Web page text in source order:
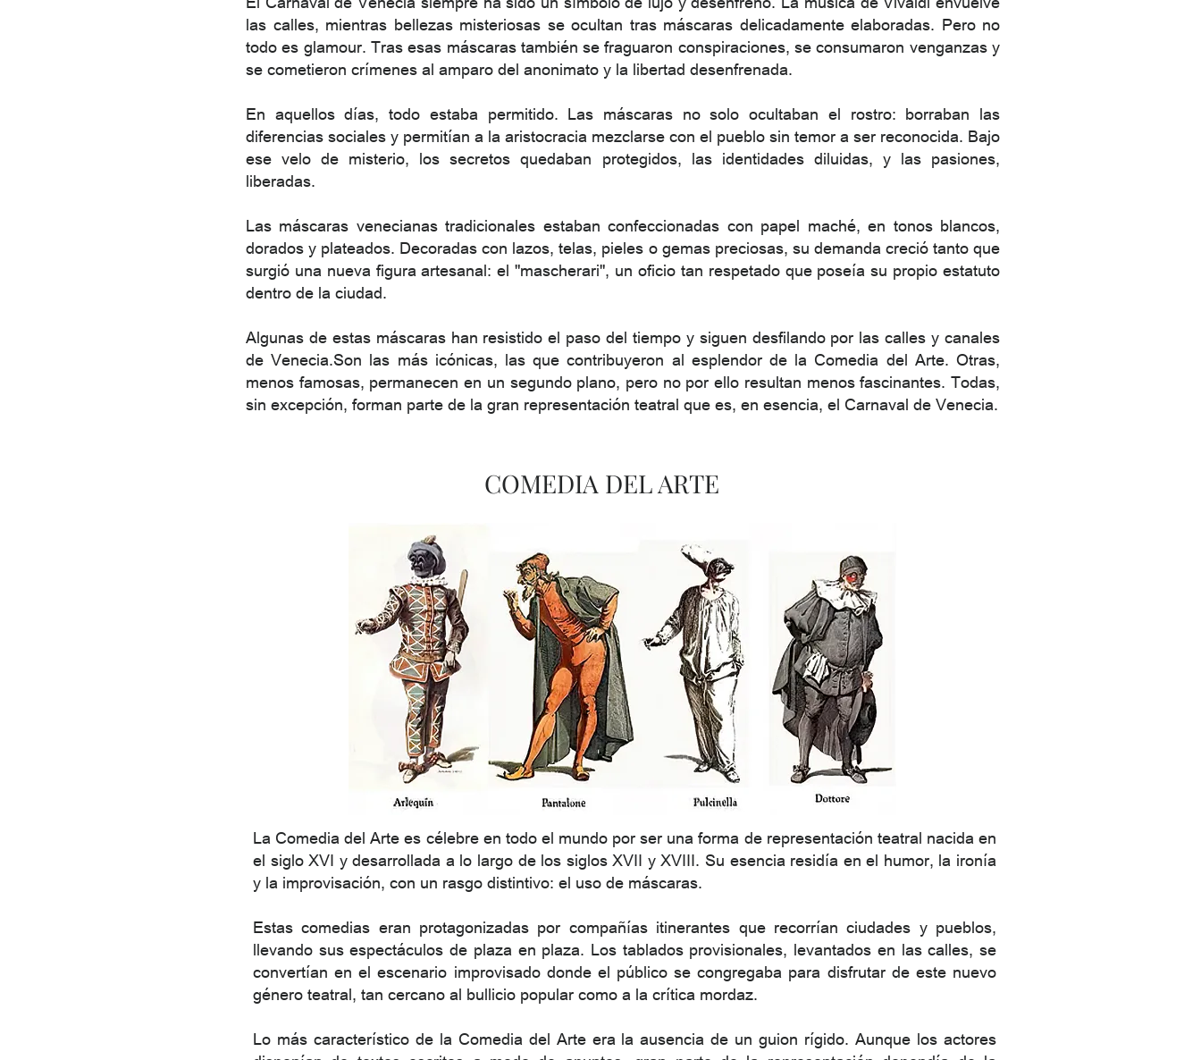
las calles, mientras bellezas misteriosas se ocultan tras máscaras delicadamente elaboradas. Pero no
todo es glamour. Tras esas máscaras también se fraguaron conspiraciones, se consumaron venganzas y
se cometieron crímenes al amparo del anonimato y la libertad desenfrenada.
En aquellos días, todo estaba permitido. Las máscaras no solo ocultaban el rostro: borraban las
diferencias sociales y permitían a la aristocracia mezclarse con el pueblo sin temor a ser reconocida. Bajo
ese velo de misterio, los secretos quedaban protegidos, las identidades diluidas, y las pasiones,
liberadas.
Las máscaras venecianas tradicionales estaban confeccionadas con papel maché, en tonos blancos,
dorados y plateados. Decoradas con lazos, telas, pieles o gemas preciosas, su demanda creció tanto que
surgió una nueva figura artesanal: el "mascherari", un oficio tan respetado que poseía su propio estatuto
dentro de la ciudad.
Algunas de estas máscaras han resistido el paso del tiempo y siguen desfilando por las calles y canales
de Venecia.Son las más icónicas, las que contribuyeron al esplendor de la Comedia del Arte. Otras,
menos famosas, permanecen en un segundo plano, pero no por ello resultan menos fascinantes. Todas,
sin excepción, forman parte de la gran representación teatral que es, en esencia, el Carnaval de Venecia.
COMEDIA DEL ARTE
La Comedia del Arte es célebre en todo el mundo por ser una forma de representación teatral nacida en
el siglo XVI y desarrollada a lo largo de los siglos XVII y XVIII. Su esencia residía en el humor, la ironía
y la improvisación, con un rasgo distintivo: el uso de máscaras.
Estas comedias eran protagonizadas por compañías itinerantes que recorrían ciudades y pueblos,
llevando sus espectáculos de plaza en plaza. Los tablados provisionales, levantados en las calles, se
convertían en el escenario improvisado donde el público se congregaba para disfrutar de este nuevo
género teatral, tan cercano al bullicio popular como a la crítica mordaz.
Lo más característico de la Comedia del Arte era la ausencia de un guion rígido. Aunque los actores